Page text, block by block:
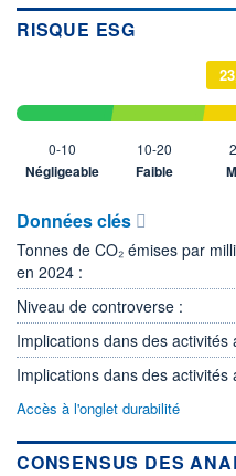
RISQUE ESG
0-10
Négligeable
10-20
Faible
Données clés
Tonnes de CO₂ émises par
en 2024 :
Niveau de controverse :
Implications dans des
Implications dans des
Accès à l'onglet durabilité
CONSENSUS DES